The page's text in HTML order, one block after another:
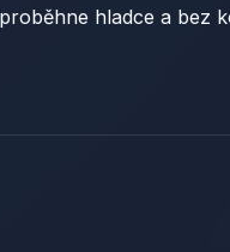
hladce a bez